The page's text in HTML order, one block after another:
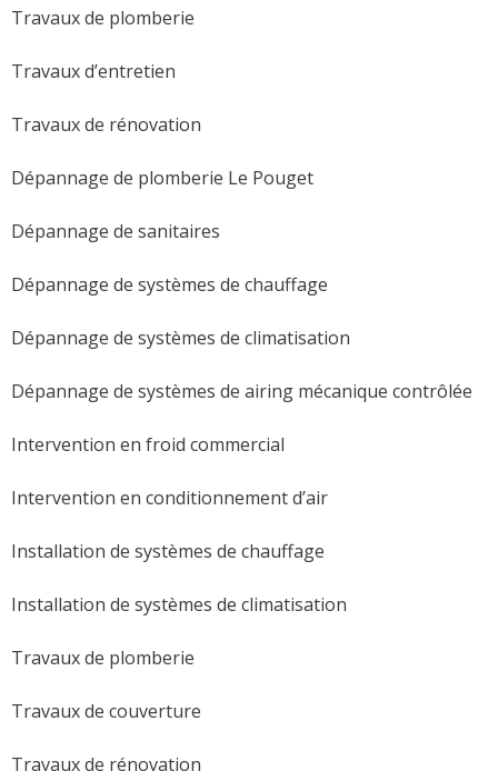
Travaux de plomberie
Travaux d’entretien
Travaux de rénovation
Dépannage de plomberie Le Pouget
Dépannage de sanitaires
Dépannage de systèmes de chauffage
Dépannage de systèmes de climatisation
Dépannage de systèmes de airing mécanique contrôlée
Intervention en froid commercial
Intervention en conditionnement d’air
Installation de systèmes de chauffage
Installation de systèmes de climatisation
Travaux de plomberie
Travaux de couverture
Travaux de rénovation